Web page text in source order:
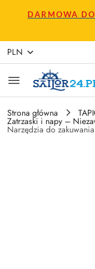
Przejdź do
Przejdź do
Przejdź do
Przejdź do
Przejdź do
Przejdź do
DARMOWA
PLN
Strona główna
Zatrzaski i napy –
Narzędzia do